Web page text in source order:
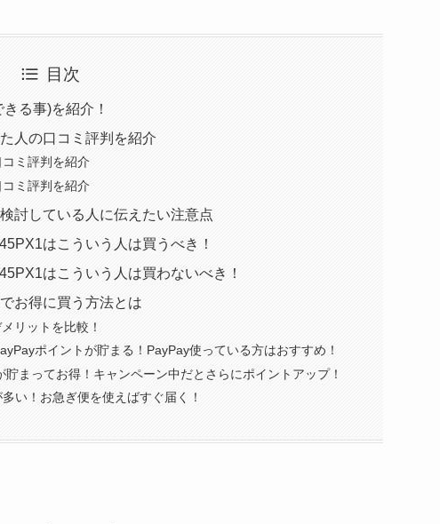
目次
る事)を紹介！
人の口コミ評判を紹介
ミ評判を紹介
ミ評判を紹介
討している人に伝えたい注意点
はこういう人は買うべき！
はこういう人は買わないべき！
お得に買う方法とは
リットを比較！
ポイントが貯まる！PayPay使っている方はおすすめ！
まってお得！キャンペーン中だとさらにポイントアップ！
い！お急ぎ便を使えばすぐ届く！